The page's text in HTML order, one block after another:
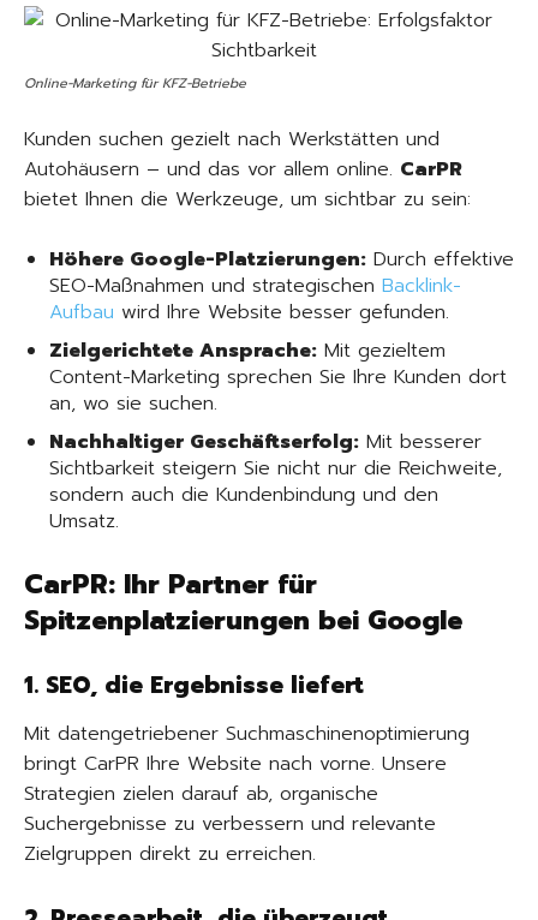
Online-Marketing für KFZ-Betriebe
Kunden suchen gezielt nach Werkstätten und
Autohäusern – und das vor allem online. CarPR
bietet Ihnen die Werkzeuge, um sichtbar zu sein:
Höhere Google-Platzierungen: Durch effektive
SEO-Maßnahmen und strategischen Backlink-
Aufbau wird Ihre Website besser gefunden.
Zielgerichtete Ansprache: Mit gezieltem
Content-Marketing sprechen Sie Ihre Kunden dort
an, wo sie suchen.
Nachhaltiger Geschäftserfolg: Mit besserer
Sichtbarkeit steigern Sie nicht nur die Reichweite,
sondern auch die Kundenbindung und den
Umsatz.
CarPR: Ihr Partner für
Spitzenplatzierungen bei Google
1. SEO, die Ergebnisse liefert
Mit datengetriebener Suchmaschinenoptimierung
bringt CarPR Ihre Website nach vorne. Unsere
Strategien zielen darauf ab, organische
Suchergebnisse zu verbessern und relevante
Zielgruppen direkt zu erreichen.